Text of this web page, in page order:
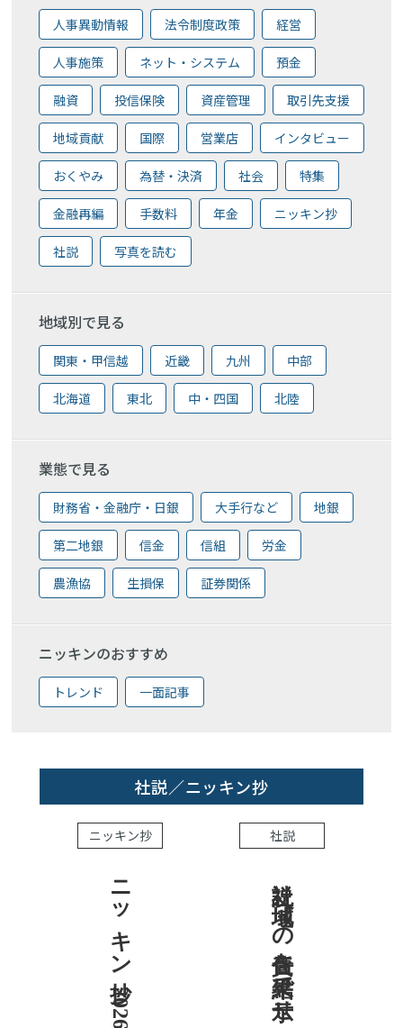
人事異動情報 法令制度政策 経営
人事施策 ネット・システム 預金
融資 投信保険 資産管理 取引先支援
地域貢献 国際 営業店 インタビュー
おくやみ 為替・決済 社会 特集
金融再編 手数料 年金 ニッキン抄
社説 写真を読む
地域別で見る
関東・甲信越 近畿 九州 中部
北海道 東北 中・四国 北陸
業態で見る
財務省・金融庁・日銀 大手行など 地銀
第二地銀 信金 信組 労金
農漁協 生損保 証券関係
ニッキンのおすすめ
トレンド 一面記事
社説／ニッキン抄
ニッキン抄
ニッキン抄 2026.8.7
社説
社説 地域への責任を結果で示せ